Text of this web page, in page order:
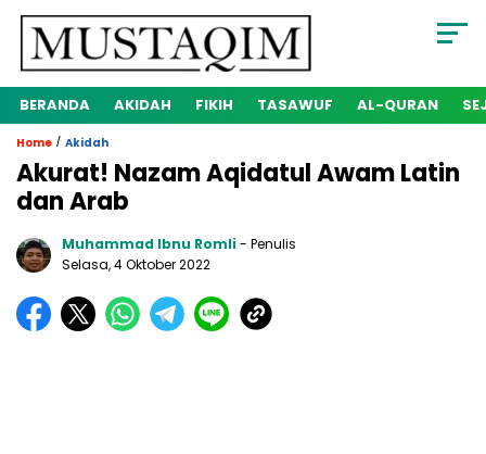
BERANDA AKIDAH FIKIH TASAWUF AL-QURAN
Home / Akidah
Akurat! Nazam Aqidatul Awam Latin
dan Arab
Muhammad Ibnu Romli- Penulis
Selasa, 4 Oktober 2022